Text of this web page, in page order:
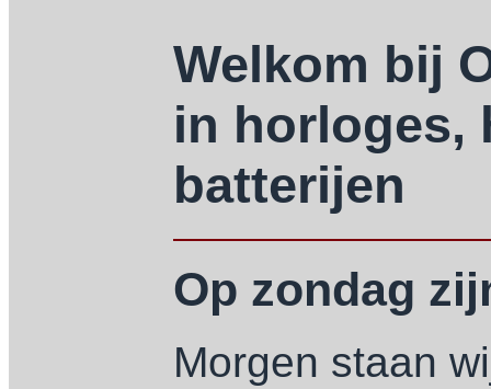
Welkom bij
in horloges,
batterijen
Op zondag
Morgen staan